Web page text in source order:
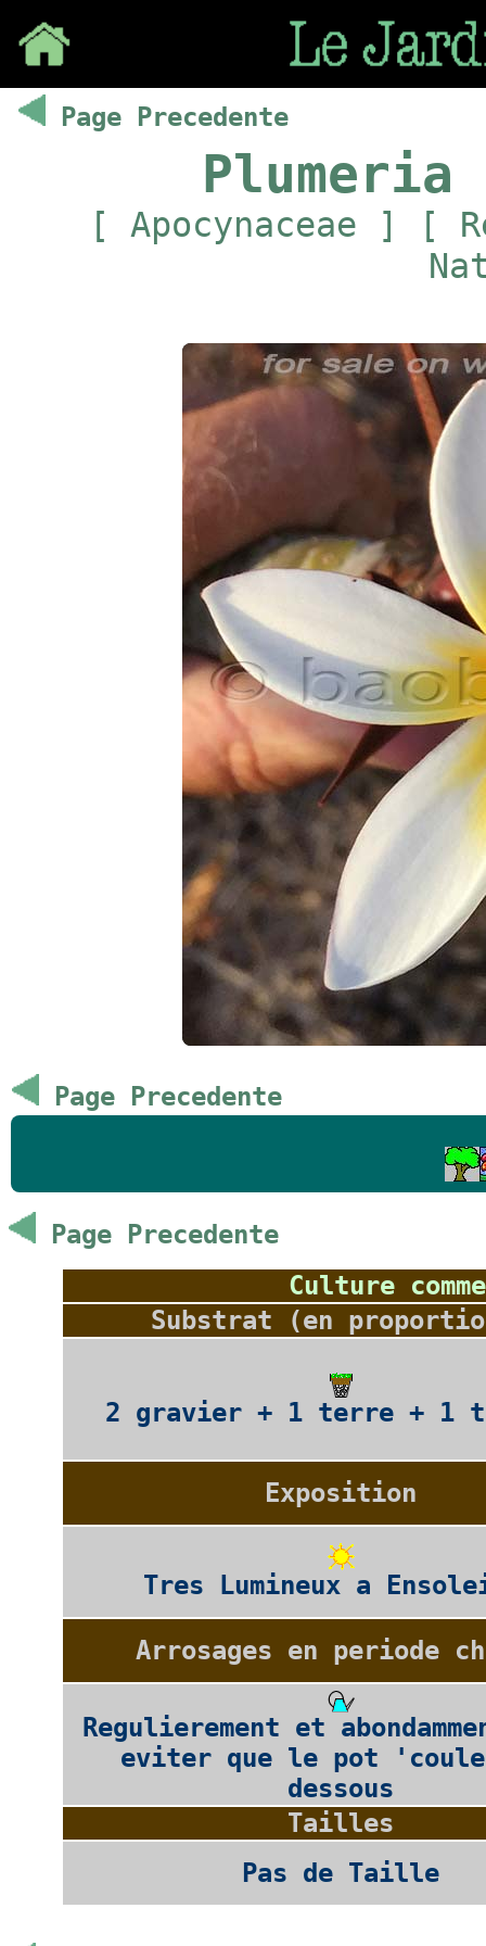
Page Precedente
Plumeria
[ Apocynaceae ] [
Page Precedente
Page Precedente
Culture
Substrat (en
2 gravier + 1 terre + 1
Exposition
Tres Lumineux a
Arrosages en periode
Regulierement et
eviter que le pot
dessous
Tailles
Pas de Taille